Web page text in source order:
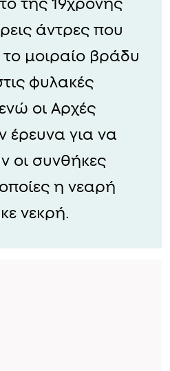
της 19χρονης
άντρες που
μοιραίο βράδυ
φυλακές
οι Αρχές
έρευνα για να
οι συνθήκες
η νεαρή
νεκρή.